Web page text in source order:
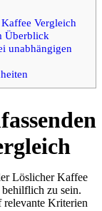
Vergleich
Überblick
unabhängigen
Löslicher Kaffee
zu sein.
relevante Kriterien